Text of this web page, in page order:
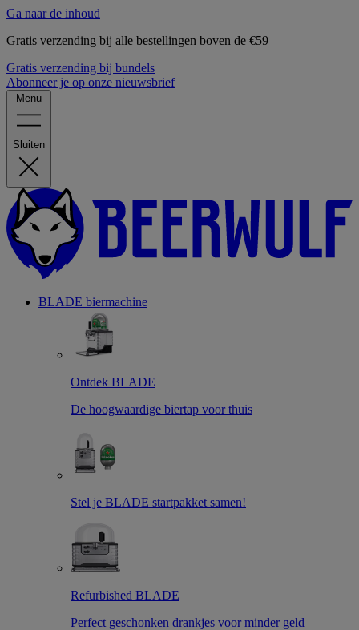
Ga naar de inhoud
Gratis verzending bij alle bestellingen boven de €59
Gratis verzending bij bundels
Abonneer je op onze nieuwsbrief
Menu
Sluiten
BLADE biermachine
Ontdek BLADE
De hoogwaardige biertap voor thuis
Stel je BLADE startpakket samen!
Refurbished BLADE
Perfect geschonken drankjes voor minder geld